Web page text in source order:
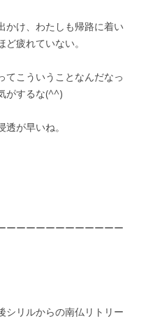
かけ、わたしも帰路に着い
疲れていない。
てこういうことなんだなっ
がするな(^^)
が早いね。
ーーーーーーーーーーーー
シリルからの南仏リトリー